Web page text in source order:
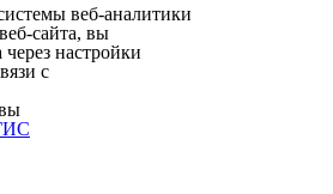
веб-аналитики
сайта, вы
настройки
с